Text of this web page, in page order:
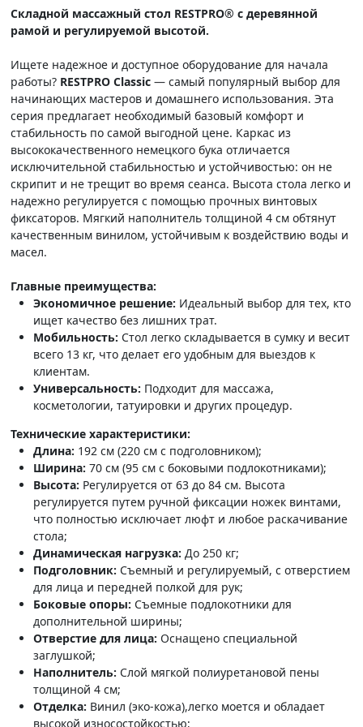
Складной массажный стол RESTPRO® с деревянной
рамой и регулируемой высотой.
Ищете надежное и доступное оборудование для начала
работы? RESTPRO Classic— самый популярный выбор для
начинающих мастеров и домашнего использования. Эта
серия предлагает необходимый базовый комфорт и
стабильность по самой выгодной цене. Каркас из
высококачественного немецкого бука отличается
исключительной стабильностью и устойчивостью: он не
скрипит и не трещит во время сеанса. Высота стола легко и
надежно регулируется с помощью прочных винтовых
фиксаторов. Мягкий наполнитель толщиной 4 см обтянут
качественным винилом, устойчивым к воздействию воды и
масел.
Главные преимущества:
Экономичное решение: Идеальный выбор для тех, кто
ищет качество без лишних трат.
Мобильность: Стол легко складывается в сумку и весит
всего 13 кг, что делает его удобным для выездов к
клиентам.
Универсальность: Подходит для массажа,
косметологии, татуировки и других процедур.
Технические характеристики:
Длина: 192 см (220 см с подголовником);
Ширина: 70 см (95 см с боковыми подлокотниками);
Высота: Регулируется от 63 до 84 см. Высота
регулируется путем ручной фиксации ножек винтами,
что полностью исключает люфт и любое раскачивание
стола;
Динамическая нагрузка: До 250 кг;
Подголовник: Съемный и регулируемый, с отверстием
для лица и передней полкой для рук;
Боковые опоры: Съемные подлокотники для
дополнительной ширины;
Отверстие для лица: Оснащено специальной
заглушкой;
Наполнитель: Слой мягкой полиуретановой пены
толщиной 4 см;
Отделка: Винил (эко-кожа),легко моется и обладает
высокой износостойкостью;